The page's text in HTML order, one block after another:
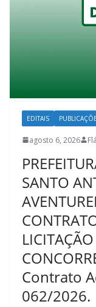
EDITAIS
agosto 6, 2026
SANTO
Contrato
062/2026.